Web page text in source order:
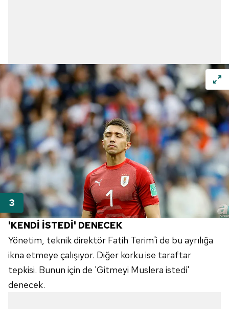
'KENDİ İSTEDİ' DENECEK
Yönetim, teknik direktör Fatih Terim'i de bu ayrılığa
ikna etmeye çalışıyor. Diğer korku ise taraftar
tepkisi. Bunun için de 'Gitmeyi Muslera istedi'
denecek.